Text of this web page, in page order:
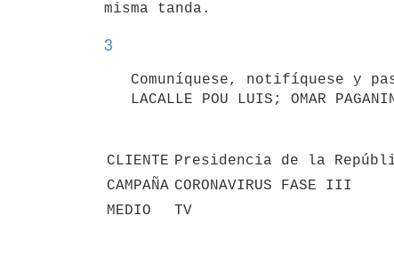
3
CLIENTE Presidencia de la
CAMPAÑA CORONAVIRUS FASE III
MEDIO
TV